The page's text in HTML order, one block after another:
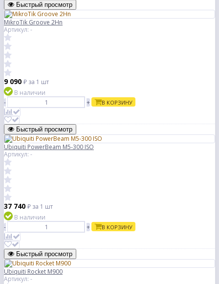
Быстрый просмотр
MikroTik Groove 2Hn
Артикул: -
9 090 ₽ за 1 шт
В наличии
-
+ В КОРЗИНУ
Быстрый просмотр
Ubiquiti PowerBeam M5-300 ISO
Артикул: -
37 740 ₽ за 1 шт
В наличии
-
+ В КОРЗИНУ
Быстрый просмотр
Ubiquiti Rocket M900
Артикул: -